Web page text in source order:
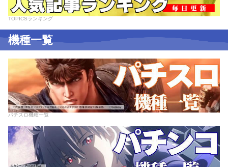
TOPICSランキング
機種一覧
パチスロ機種一覧